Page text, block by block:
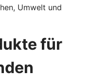
Umwelt und
für